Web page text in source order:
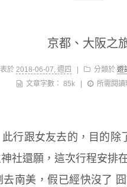
京都、大阪之
於 2018-06-07, 週四 分類於 遊
文章字數： 85k 所需閱讀
行跟女友去的，目的
社還願，這次行程安排
南美，假已經快沒了